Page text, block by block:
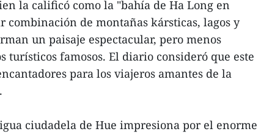
la calificó como la "bahía de Ha Long en
combinación de montañas kársticas, lagos y
un paisaje espectacular, pero menos
turísticos famosos. El diario consideró que este
para los viajeros amantes de la
ciudadela de Hue impresiona por el enorme